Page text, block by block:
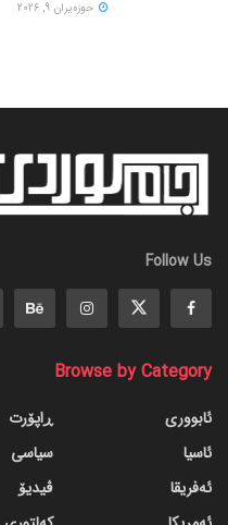
حوزه‌یران 9, 2026
Follow Us
Browse by Category
ئابووری
ئاسیا
ئەفریقا
ڕاپۆرت
سیاسی
ڤیدیۆ